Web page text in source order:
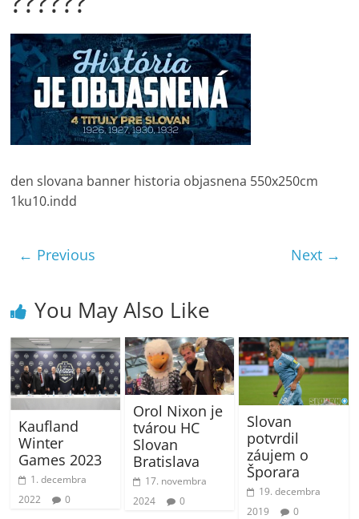
den slovana banner historia objasnena 550x250cm
1ku10.indd
← Previous Next →
You May Also Like
Kaufland
Winter
Games 2023
1. decembra
2022
0
Orol Nixon je
tvárou HC
Slovan
Bratislava
17. novembra
2024
0
Slovan
potvrdil
záujem o
Šporara
19. decembra
2019
0